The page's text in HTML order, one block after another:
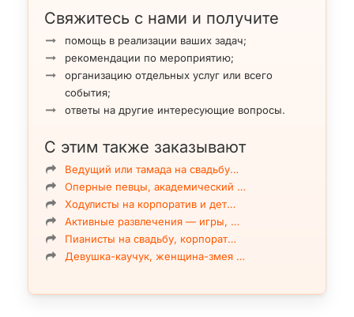
Свяжитесь с нами и получите
помощь в реализации ваших задач;
рекомендации по мероприятию;
организацию отдельных услуг или всего
события;
ответы на другие интересующие вопросы.
С этим также заказывают
Ведущий или тамада на свадьбу…
Оперные певцы, академический …
Ходулисты на корпоратив и дет…
Активные развлечения — игры, …
Пианисты на свадьбу, корпорат…
Девушка-каучук, женщина-змея …